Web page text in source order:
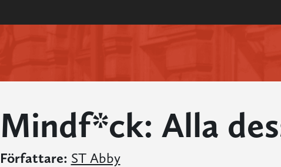
Mindf*ck: Alla
Författare: ST Abby